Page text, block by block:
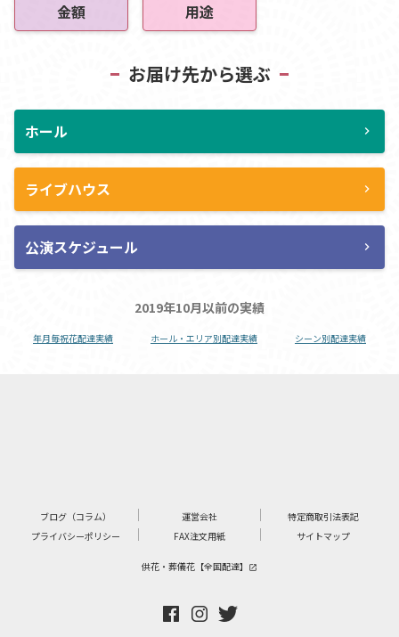
金額 用途
お届け先から選ぶ
ホール chevron_right
ライブハウス chevron_right
公演スケジュール chevron_right
2019年10月以前の実績
年月毎祝花配達実績 ホール・エリア別配達実績 シーン別配達実績
ブログ（コラム） 運営会社
特定商取引法表記
プライバシーポリシー
FAX注文用紙 サイトマップ
供花・葬儀花【全国配達】 launch